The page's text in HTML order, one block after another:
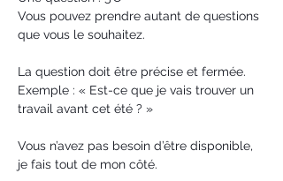
Vous pouvez prendre autant de questions
que vous le souhaitez.
La question doit être précise et fermée.
Exemple : « Est-ce que je vais trouver un
travail avant cet été ? »
Vous n’avez pas besoin d’être disponible,
je fais tout de mon côté.